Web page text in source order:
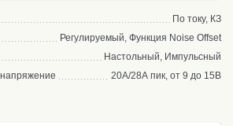
По току, КЗ
Регулируемый, Функция Noise Offset
Настольный, Импульсный
20А/28А пик, от 9 до 15В